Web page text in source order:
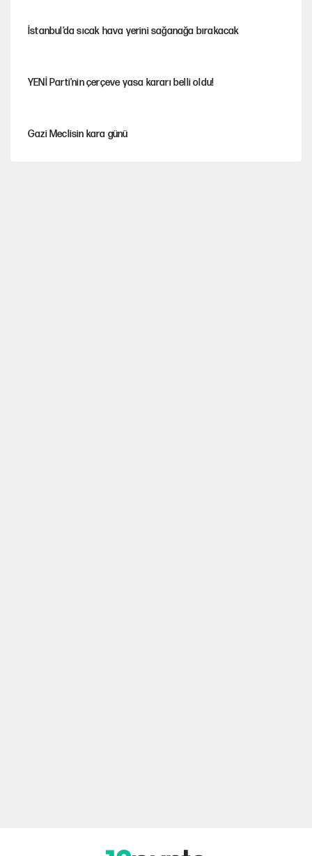
İstanbul’da sıcak hava yerini sağanağa bırakacak
YENİ Parti'nin çerçeve yasa kararı belli oldu!
Gazi Meclisin kara günü